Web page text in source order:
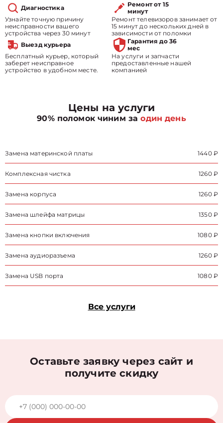
Диагностика
Узнайте точную причину
неисправности вашего
устройства через 30 минут
Ремонт от 15
минут
Ремонт телевизоров занимает от
15 минут до нескольких дней в
зависимости от поломки
Выезд курьера
Бесплатный курьер, который
заберет неисправное
устройство в удобном месте.
Гарантия до 36
мес
На услуги и запчасти
предоставленные нашей
компанией
Цены на услуги
90% поломок чиним заодин день
Замена материнской платы 1440 ₽
Комплексная чистка 1260 ₽
Замена корпуса 1260 ₽
Замена шлейфа матрицы 1350 ₽
Замена кнопки включения 1080 ₽
Замена аудиоразъема 1260 ₽
Замена USB порта 1080 ₽
Все услуги
Оставьте заявку через сайт и
получите скидку